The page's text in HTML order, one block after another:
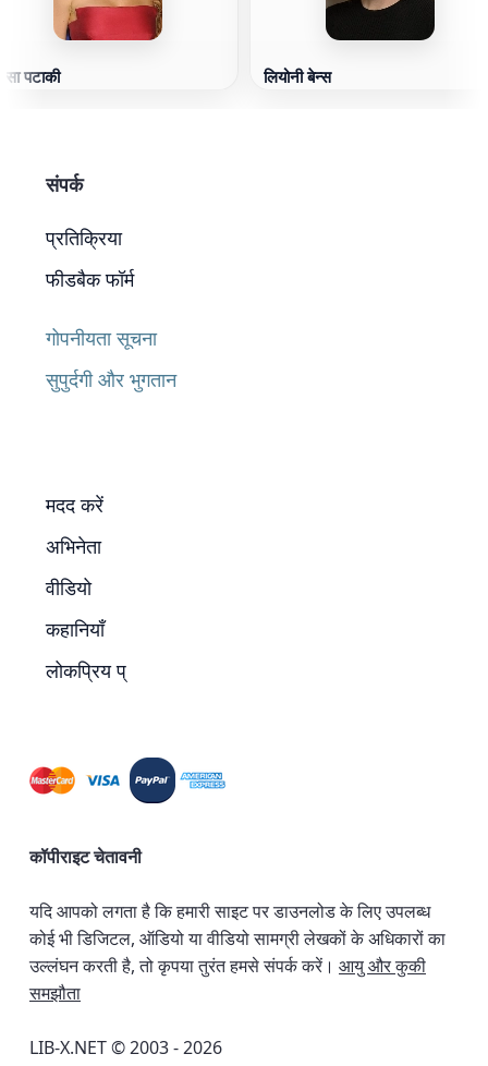
पटाकी लियोनी बेन्स
संपर्क
प्रतिक्रिया
फीडबैक फॉर्म
गोपनीयता सूचना
सुपुर्दगी और भुगतान
मदद करें
अभिनेता
वीडियो
कहानियाँ
लोकप्रिय प्
कॉपीराइट चेतावनी
यदि आपको लगता है कि हमारी साइट पर डाउनलोड के लिए उपलब्ध
कोई भी डिजिटल, ऑडियो या वीडियो सामग्री लेखकों के अधिकारों का
उल्लंघन करती है, तो कृपया तुरंत हमसे संपर्क करें। आयु और कुकी
समझौता
LIB-X.NET © 2003 - 2026